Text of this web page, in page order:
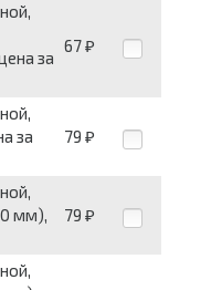
за
67 ₽
за
79 ₽
мм),
79 ₽